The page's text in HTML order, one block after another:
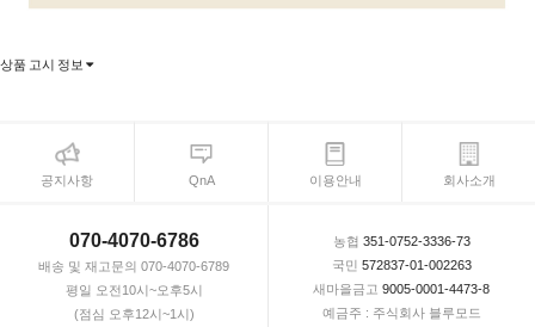
상품 고시 정보
공지사항 QnA 이용안내 회사소개
070-4070-6786
배송 및 재고문의 070-4070-6789
평일 오전10시~오후5시
(점심 오후12시~1시)
농협 351-0752-3336-73
국민 572837-01-002263
새마을금고 9005-0001-4473-8
예금주 : 주식회사 블루모드